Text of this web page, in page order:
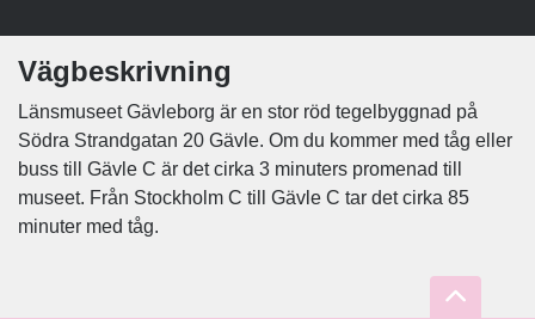
Vägbeskrivning
Länsmuseet Gävleborg är en stor röd tegelbyggnad på
Södra Strandgatan 20 Gävle. Om du kommer med tåg eller
buss till Gävle C är det cirka 3 minuters promenad till
museet. Från Stockholm C till Gävle C tar det cirka 85
minuter med tåg.